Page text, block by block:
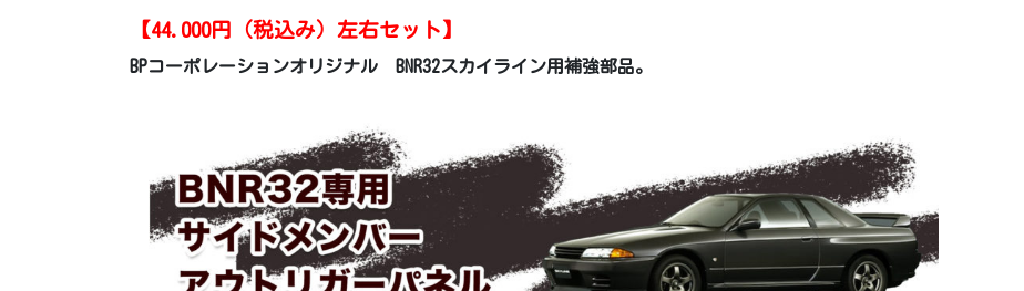
【44.000円（税込み） 左右セット 】
BPコーポレーションオリジナル BNR32スカイライン用補強部品。